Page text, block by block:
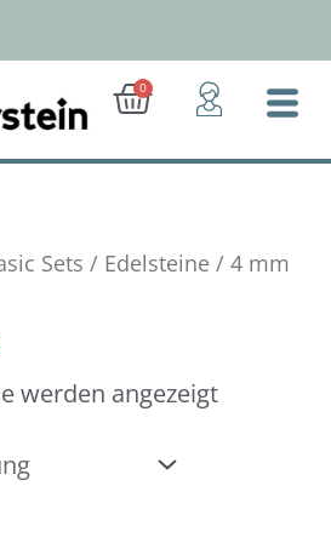
0
Warenkorb
Sets / Edelsteine / 4 mm
werden angezeigt